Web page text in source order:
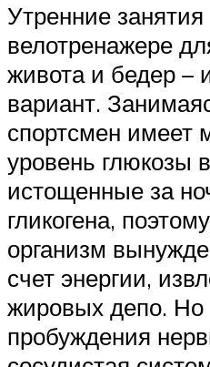
Утренние занятия
велотренажере
живота и бедер –
вариант.
спортсмен имеет
уровень глюкозы
истощенные за
гликогена,
организм
счет энергии,
жировых депо. Но
пробуждения